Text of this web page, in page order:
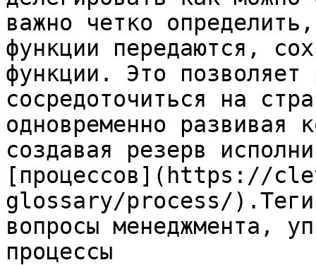
важно четко
функции передаются,
функции. Это позволяет
сосредоточиться на
одновременно развивая
создавая резерв
[процессов](https://
glossary/process/
вопросы менеджмента,
процессы